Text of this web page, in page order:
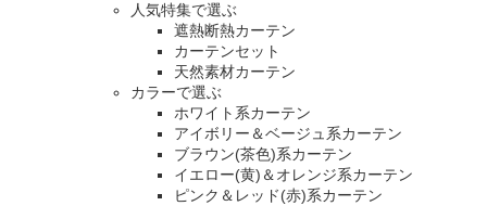
人気特集で選ぶ
遮熱断熱カーテン
カーテンセット
天然素材カーテン
カラーで選ぶ
ホワイト系カーテン
アイボリー＆ベージュ系カーテン
ブラウン(茶色)系カーテン
イエロー(黄)＆オレンジ系カーテン
ピンク＆レッド(赤)系カーテン